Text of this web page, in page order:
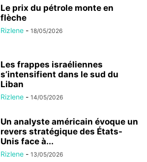
Le prix du pétrole monte en
flèche
Rizlene - 18/05/2026
Les frappes israéliennes
s’intensifient dans le sud du
Liban
Rizlene - 14/05/2026
Un analyste américain évoque un
revers stratégique des États-
Unis face à...
Rizlene - 13/05/2026